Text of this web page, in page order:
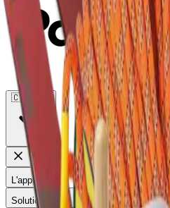
🇨🇦
L'app
Solution Villes